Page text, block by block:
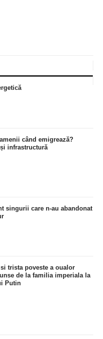
când emigrează?
infrastructură
singurii care n-au abandonat
si trista poveste a oualor
de la familia imperiala la
Putin